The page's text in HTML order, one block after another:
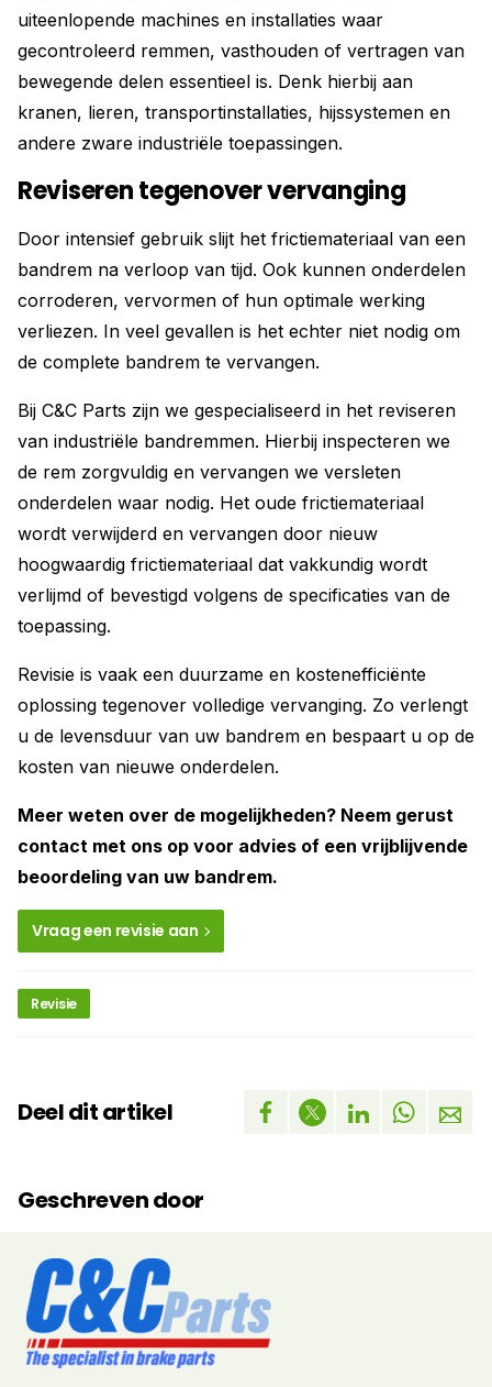
uiteenlopende machines en installaties waar
gecontroleerd remmen, vasthouden of vertragen van
bewegende delen essentieel is. Denk hierbij aan
kranen, lieren, transportinstallaties, hijssystemen en
andere zware industriële toepassingen.
Reviseren tegenover vervanging
Door intensief gebruik slijt het frictiemateriaal van een
bandrem na verloop van tijd. Ook kunnen onderdelen
corroderen, vervormen of hun optimale werking
verliezen. In veel gevallen is het echter niet nodig om
de complete bandrem te vervangen.
Bij C&C Parts zijn we gespecialiseerd in het reviseren
van industriële bandremmen. Hierbij inspecteren we
de rem zorgvuldig en vervangen we versleten
onderdelen waar nodig. Het oude frictiemateriaal
wordt verwijderd en vervangen door nieuw
hoogwaardig frictiemateriaal dat vakkundig wordt
verlijmd of bevestigd volgens de specificaties van de
toepassing.
Revisie is vaak een duurzame en kostenefficiënte
oplossing tegenover volledige vervanging. Zo verlengt
u de levensduur van uw bandrem en bespaart u op de
kosten van nieuwe onderdelen.
Meer weten over de mogelijkheden? Neem gerust
contact met ons op voor advies of een vrijblijvende
beoordeling van uw bandrem.
Vraag een revisie aan
Revisie
Deel dit artikel
Geschreven door